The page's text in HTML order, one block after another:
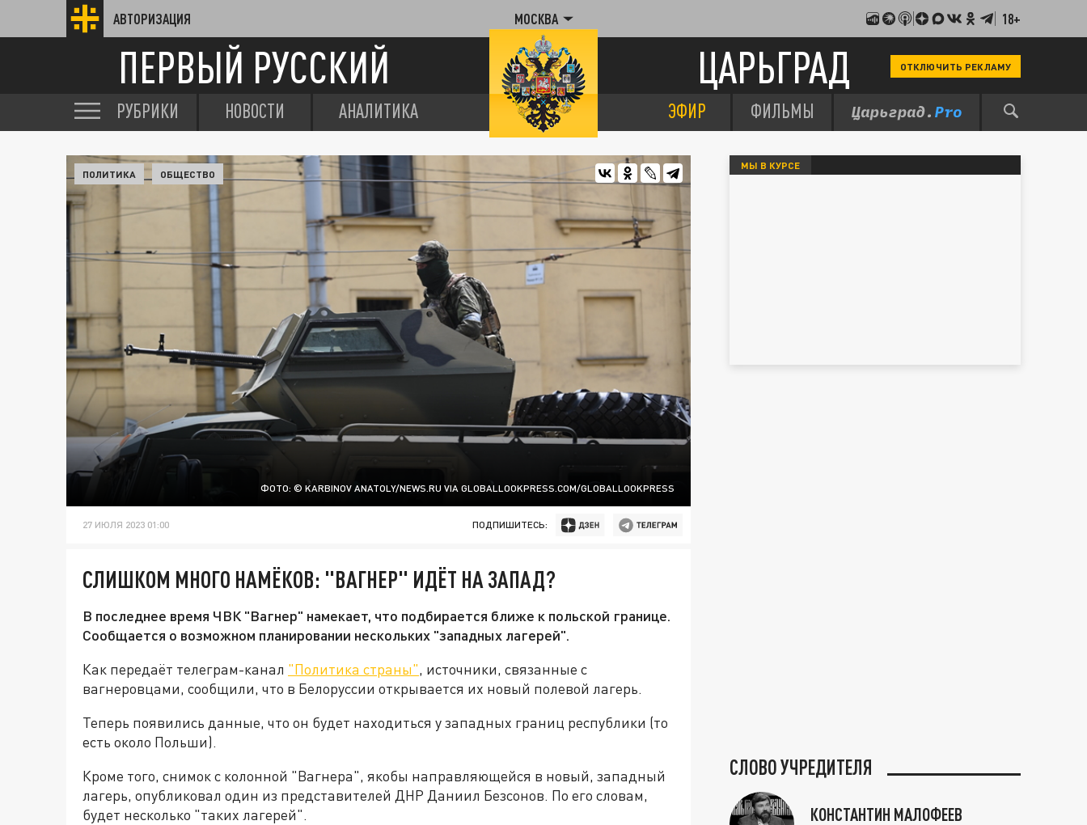
АВТОРИЗАЦИЯ МОСКВА 18+
ПЕРВЫЙ РУССКИЙ ЦАРЬГРАД ОТКЛЮЧИТЬ РЕКЛАМУ
РУБРИКИ НОВОСТИ АНАЛИТИКА ЭФИР ФИЛЬМЫ
ФОТО: © KARBINOV ANATOLY/NEWS.RU VIA GLOBALLOOKPRESS.COM/GLOBALLOOKPRESS
ПОЛИТИКА ОБЩЕСТВО
27 ИЮЛЯ 2023 01:00 ПОДПИШИТЕСЬ:
СЛИШКОМ МНОГО НАМЁКОВ: "ВАГНЕР" ИДЁТ НА ЗАПАД?
В последнее время ЧВК "Вагнер" намекает, что подбирается ближе к польской границе.
Сообщается о возможном планировании нескольких "западных лагерей".
Как передаёт телеграм-канал "Политика страны", источники, связанные с
вагнеровцами, сообщили, что в Белоруссии открывается их новый полевой лагерь.
Теперь появились данные, что он будет находиться у западных границ республики (то
есть около Польши).
Кроме того, снимок с колонной "Вагнера", якобы направляющейся в новый, западный
лагерь, опубликовал один из представителей ДНР Даниил Безсонов. По его словам,
будет несколько "таких лагерей".
МЫ В КУРСЕ
СЛОВО УЧРЕДИТЕЛЯ
КОНСТАНТИН МАЛОФЕЕВ